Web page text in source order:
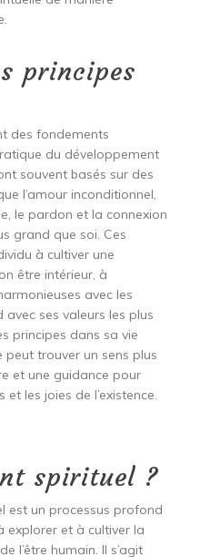
principes
des fondements
du développement
souvent basés sur des
l’amour inconditionnel,
le pardon et la connexion
grand que soi. Ces
à cultiver une
être intérieur, à
avec les
ses valeurs les plus
principes dans sa vie
peut trouver un sens plus
et une guidance pour
les joies de l’existence.
spirituel ?
est un processus profond
explorer et à cultiver la
l’être humain. Il s’agit